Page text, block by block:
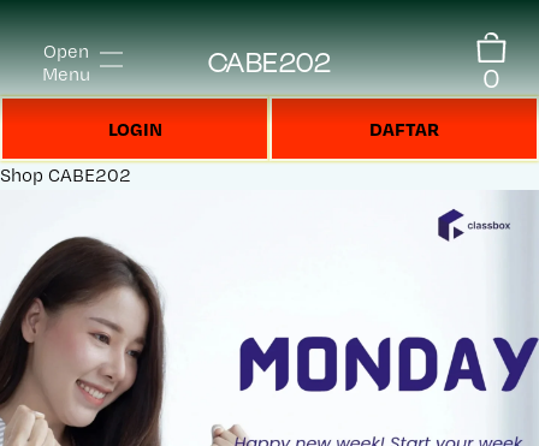
Open
Menu
CABE202 0
LOGIN DAFTAR
Shop CABE202